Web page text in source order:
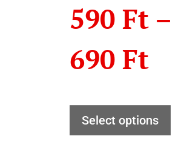
590 Ft –
690 Ft
Select options